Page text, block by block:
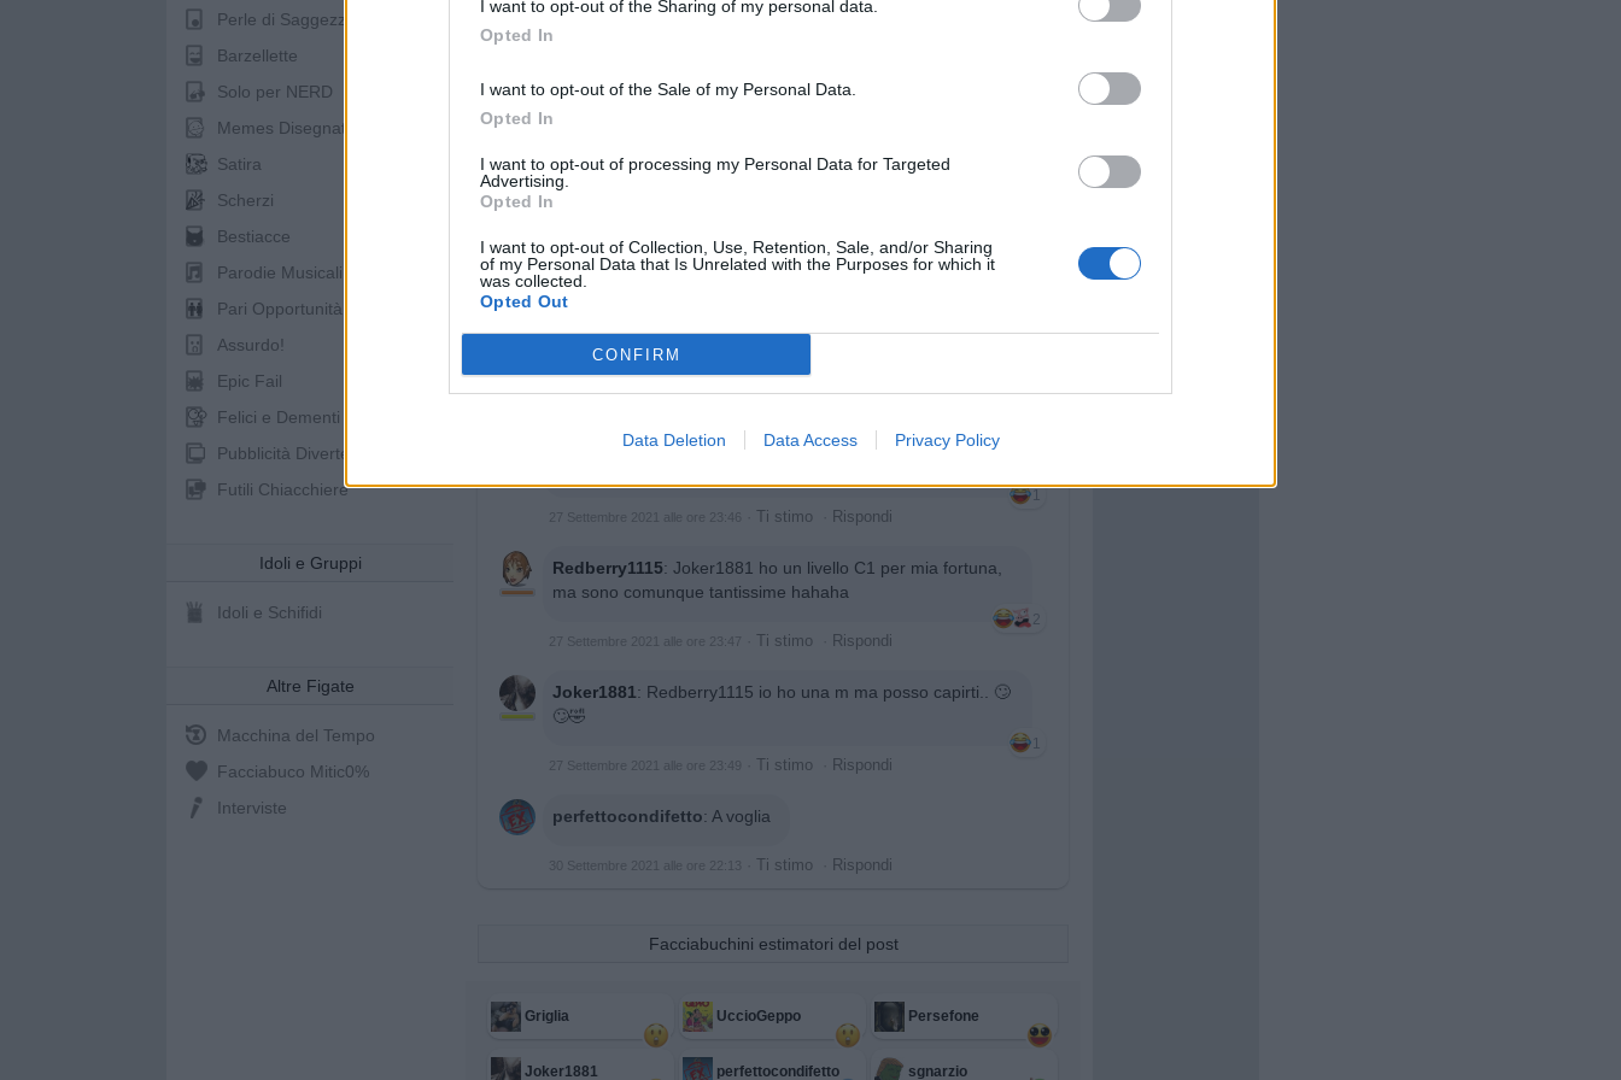
I want to opt-out of the Sharing of my personal data.
Opted In
I want to opt-out of the Sale of my Personal Data.
Opted In
I want to opt-out of processing my Personal Data for Targeted
Advertising.
Opted In
I want to opt-out of Collection, Use, Retention, Sale, and/or Sharing
of my Personal Data that Is Unrelated with the Purposes for which it
was collected.
Opted Out
CONFIRM
Data Deletion Data Access Privacy Policy
Perle di Saggezza
Barzellette
Solo per NERD
Memes Disegnati
Satira
Scherzi
Bestiacce
Parodie Musicali
Pari Opportunità
Assurdo!
Epic Fail
Felici e Dementi
Pubblicità Divertenti
Futili Chiacchiere
Idoli e Gruppi
Idoli e Schifidi
Altre Figate
Macchina del Tempo
Facciabuco Mitic0%
Interviste
pubblicità
Joker1881:Di che mi traduci il discorso che ho preso le
1
27 Settembre 2021 alle ore 23:46 Ti stimo Rispondi
Redberry1115: Joker1881 ho un livello C1 per mia fortuna,
ma sono comunque tantissime hahaha
2
27 Settembre 2021 alle ore 23:47 Ti stimo Rispondi
Joker1881: Redberry1115 io ho una m ma posso capirti.. 🙄
🙄🤣
1
27 Settembre 2021 alle ore 23:49 Ti stimo Rispondi
perfettocondifetto: A voglia
30 Settembre 2021 alle ore 22:13 Ti stimo Rispondi
Facciabuchini estimatori del post
Griglia UccioGeppo Persefone
Joker1881 perfettocondifetto sgnarzio